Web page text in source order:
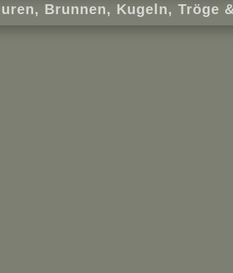
Brunnen, Kugeln, Tröge